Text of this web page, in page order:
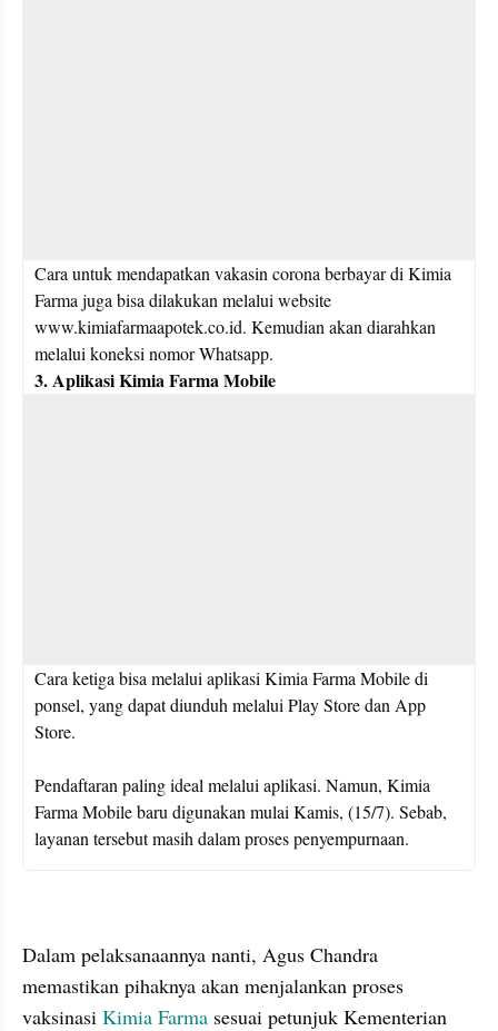
Cara untuk mendapatkan vakasin corona berbayar di Kimia
Farma juga bisa dilakukan melalui website
www.kimiafarmaapotek.co.id. Kemudian akan diarahkan
melalui koneksi nomor Whatsapp.
3. Aplikasi Kimia Farma Mobile
Cara ketiga bisa melalui aplikasi Kimia Farma Mobile di
ponsel, yang dapat diunduh melalui Play Store dan App
Store.
Pendaftaran paling ideal melalui aplikasi. Namun, Kimia
Farma Mobile baru digunakan mulai Kamis, (15/7). Sebab,
layanan tersebut masih dalam proses penyempurnaan.
Dalam pelaksanaannya nanti, Agus Chandra
memastikan pihaknya akan menjalankan proses
vaksinasi Kimia Farma sesuai petunjuk Kementerian